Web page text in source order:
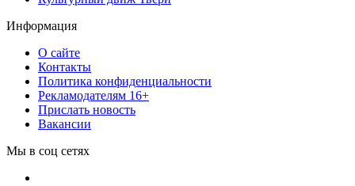
Информация
О сайте
Контакты
Политика конфиденциальности
Рекламодателям 16+
Прислать новость
Вакансии
Мы в соц сетях